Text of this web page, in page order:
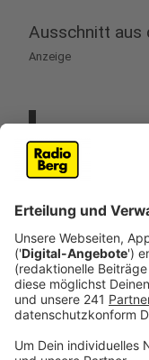
Ausschnitt aus
Anzeige
Wir können
gewinnen, also
man nicht
abstrakte
Wochenende.“
Anzeige